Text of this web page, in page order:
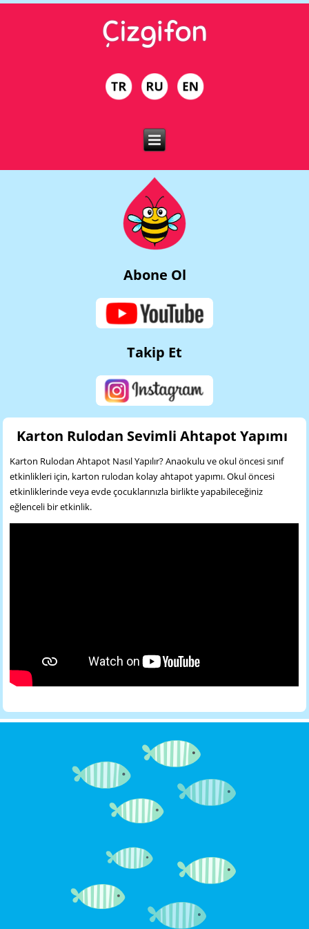
Abone Ol
Takip Et
Karton Rulodan Sevimli Ahtapot Yapımı
Karton Rulodan Ahtapot Nasıl Yapılır? Anaokulu ve okul öncesi sınıf
etkinlikleri için, karton rulodan kolay ahtapot yapımı. Okul öncesi
etkinliklerinde veya evde çocuklarınızla birlikte yapabileceğiniz
eğlenceli bir etkinlik.